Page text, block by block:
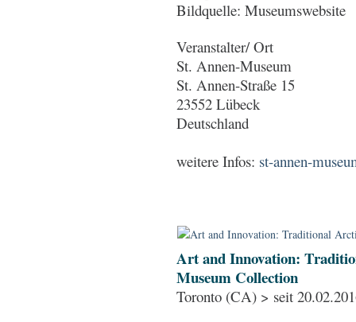
Bildquelle: Museumswebsite
Veranstalter/ Ort
St. Annen-Museum
St. Annen-Straße 15
23552 Lübeck
Deutschland
weitere Infos: st-annen-
Art and Innovation:
Museum Collection
Toronto (CA) > seit